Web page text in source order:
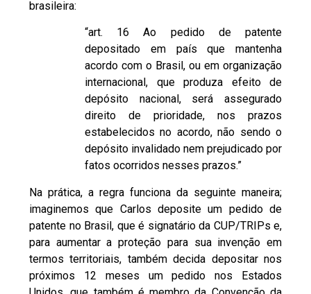
brasileira:
“art. 16 Ao pedido de patente
depositado em país que mantenha
acordo com o Brasil, ou em organização
internacional, que produza efeito de
depósito nacional, será assegurado
direito de prioridade, nos prazos
estabelecidos no acordo, não sendo o
depósito invalidado nem prejudicado por
fatos ocorridos nesses prazos.”
Na prática, a regra funciona da seguinte maneira;
imaginemos que Carlos deposite um pedido de
patente no Brasil, que é signatário da CUP/TRIPs e,
para aumentar a proteção para sua invenção em
termos territoriais, também decida depositar nos
próximos 12 meses um pedido nos Estados